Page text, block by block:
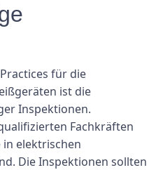
für die
ist die
Inspektionen.
Fachkräften
elektrischen
Die Inspektionen sollten